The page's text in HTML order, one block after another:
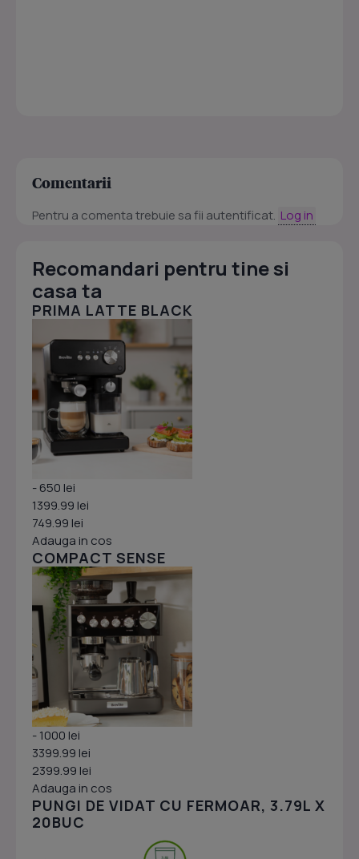
Comentarii
Pentru a comenta trebuie sa fii autentificat. Log in
Recomandari pentru tine si
casa ta
PRIMA LATTE BLACK
- 650 lei
1399.99 lei
749.99 lei
Adauga in cos
COMPACT SENSE
- 1000 lei
3399.99 lei
2399.99 lei
Adauga in cos
PUNGI DE VIDAT CU FERMOAR, 3.79L X
20BUC